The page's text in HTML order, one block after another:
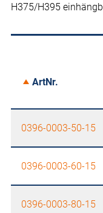
H375/H395
ArtNr.
0396-0003-50-15
0396-0003-60-15
0396-0003-80-15